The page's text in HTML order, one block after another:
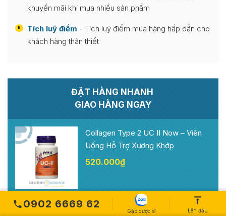
khuyến mãi khi mua nhiều sản phẩm
6 Tích luỹ điểm - Tích luỹ điểm mua hàng hấp dẫn cho
khách hàng thân thiết
ĐẶT HÀNG NHANH
GIAO HÀNG NGAY
Collagen Type 2 UC II Now – Viên
Uống Hỗ Trợ Xương Khớp
520.000₫
Tên bạn
0902 6669 62
Gặp dược sĩ Lên đầu